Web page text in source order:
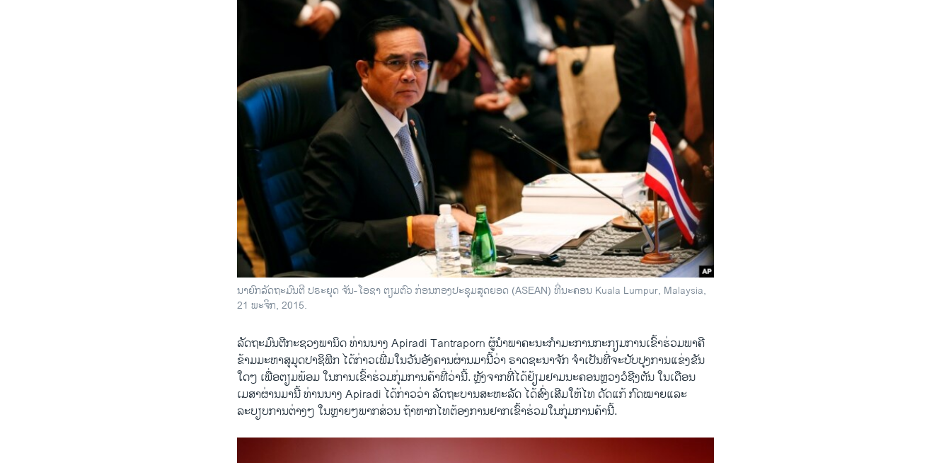
ນາຍົກລັດຖະມົນຕີ ປຣະຍຸດ ຈັນ-ໂອຊາ ຕຽມຕົວ ກ່ອນກອງປະຊຸມສຸດຍອດ (ASEAN) ທີ່ນະຄອນ Kuala Lumpur, Malaysia,
21 ພະຈິກ, 2015.
ລັດຖະມົນຕີ​ກະຊວງ​ພານິດ ທ່ານນາງ Apiradi Tantraporn ຜູ້ນຳພາ​ຄະນະ​ກຳມະການ​ກະກຽມ​ການ​ເຂົ້າຮ່ວມ​ພາຄີ​
ຂ້າມ​ມະຫາ​ສຸ​ມຸດປາຊິ​ຟິກ ​ໄດ້​ກ່າວ​ເພີ່ມ​ໃນ​ວັນ​ອັງຄານ​ຜ່ານ​ມາ​ນີ້​ວ່າ ຣາດ​ຊະນາ​ຈັກ ຈຳ​ເປັນ​ທີ່​ຈະ​ປັບ​ປຸງການ​ແຂ່ງຂັນ​
ໃດ​ໆ ​ເພື່ອ​ຕຽມ​ພ້ອມ ​ໃນ​ການ​ເຂົ້າ​ຮ່ວມ​ກຸ່ມ​ການ​ຄ້າ​ທີ່​ວ່າ​ນີ້. ຫຼັງ​ຈາກ​ທີ່​ໄດ້​ຢ້ຽມຢາມ​ນະຄອນຫຼວງ​ວໍ​ຊີງ​ຕັນ ​ໃນ​ເດືອນ​
ເມສາ​ຜ່ານ​ມາ​ນີ້ ທ່ານນາງ Apiradi ​ໄດ້​ກ່າວ​ວ່າ ລັດຖະບານສະຫະລັດ ​ໄດ້​ສົ່ງ​ເສີມ​ໃຫ້​ໄທ ດັດ​ແກ້ ​ກົດໝາຍ​ແລະ
ລະບຽບ​ກາ​ນຕ່າງໆ ​ໃນ​ຫຼາຍໆ​ພາກ​ສ່ວນ ຖ້າ​ຫາກໄທ​ຕ້ອງການ​ຢາກ​ເຂົ້າ​ຮ່ວມໃນ​ກຸ່ມ​ການ​ຄ້ານີ້.​